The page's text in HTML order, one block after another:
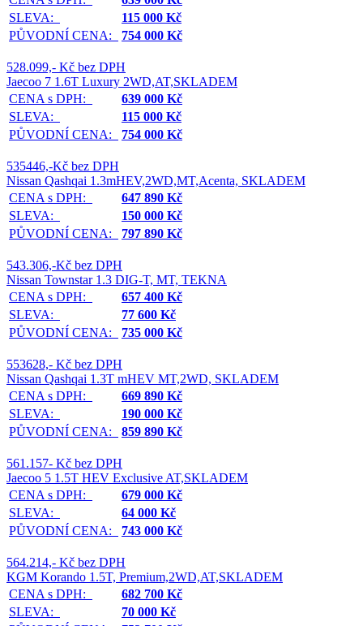
SLEVA:
115 000 Kč
PŮVODNÍ CENA:
754 000 Kč
528.099,- Kč bez DPH
Jaecoo 7 1.6T Luxury 2WD,AT,SKLADEM
CENA s DPH:
639 000 Kč
SLEVA:
115 000 Kč
PŮVODNÍ CENA:
754 000 Kč
535446,-Kč bez DPH
Nissan Qashqai 1.3mHEV,2WD,MT,Acenta, SKLADEM
CENA s DPH:
647 890 Kč
SLEVA:
150 000 Kč
PŮVODNÍ CENA:
797 890 Kč
543.306,-Kč bez DPH
Nissan Townstar 1.3 DIG-T, MT, TEKNA
CENA s DPH:
657 400 Kč
SLEVA:
77 600 Kč
PŮVODNÍ CENA:
735 000 Kč
553628,- Kč bez DPH
Nissan Qashqai 1.3T mHEV MT,2WD, SKLADEM
CENA s DPH:
669 890 Kč
SLEVA:
190 000 Kč
PŮVODNÍ CENA:
859 890 Kč
561.157- Kč bez DPH
Jaecoo 5 1.5T HEV Exclusive AT,SKLADEM
CENA s DPH:
679 000 Kč
SLEVA:
64 000 Kč
PŮVODNÍ CENA:
743 000 Kč
564.214,- Kč bez DPH
KGM Korando 1.5T, Premium,2WD,AT,SKLADEM
CENA s DPH:
682 700 Kč
SLEVA:
70 000 Kč